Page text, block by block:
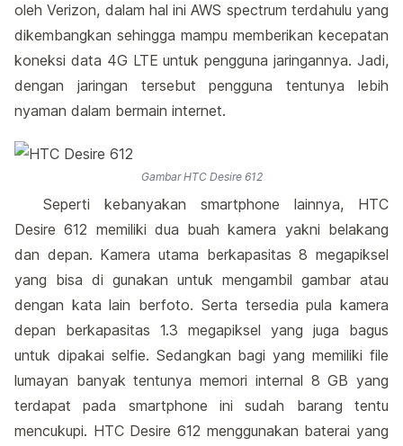
oleh Verizon, dalam hal ini AWS spectrum terdahulu yang
dikembangkan sehingga mampu memberikan kecepatan
koneksi data 4G LTE untuk pengguna jaringannya. Jadi,
dengan jaringan tersebut pengguna tentunya lebih
nyaman dalam bermain internet.
Gambar HTC Desire 612
Seperti kebanyakan smartphone lainnya, HTC
Desire 612 memiliki dua buah kamera yakni belakang
dan depan. Kamera utama berkapasitas 8 megapiksel
yang bisa di gunakan untuk mengambil gambar atau
dengan kata lain berfoto. Serta tersedia pula kamera
depan berkapasitas 1.3 megapiksel yang juga bagus
untuk dipakai selfie. Sedangkan bagi yang memiliki file
lumayan banyak tentunya memori internal 8 GB yang
terdapat pada smartphone ini sudah barang tentu
mencukupi. HTC Desire 612 menggunakan baterai yang